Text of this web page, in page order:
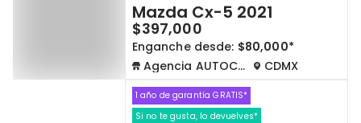
Mazda Cx-5 2021
$397,000
Enganche desde: $80,000*
Agencia AUTOCOM
CDMX
1 año de garantía GRATIS*
Si no te gusta, lo devuelves*